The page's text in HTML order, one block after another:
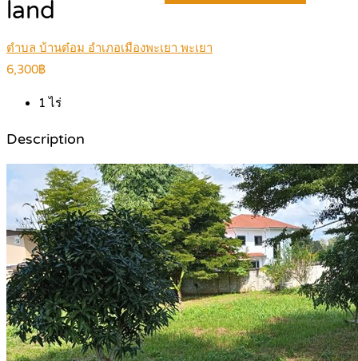
land
ตำบล บ้านต๋อม อำเภอเมืองพะเยา พะเยา
6,300฿
1 ไร่
Description